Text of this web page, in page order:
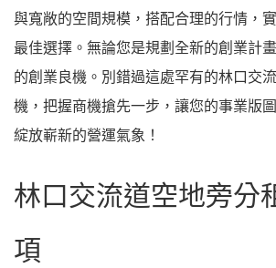
與寬敞的空間規模，搭配合理的行情，
最佳選擇。無論您是規劃全新的創業計
的創業良機。別錯過這處罕有的林口交
機，把握商機搶先一步，讓您的事業版
綻放嶄新的營運氣象！
林口交流道空地旁分
項